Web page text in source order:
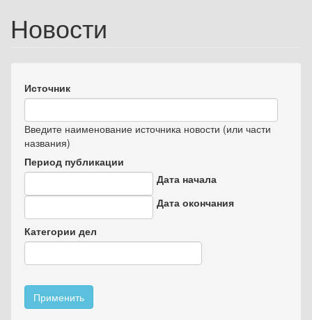
Новости
Источник
Введите наименование источника новости (или части
названия)
Период публикации
Дата начала
Дата окончания
Дата
Категории дел
Применить